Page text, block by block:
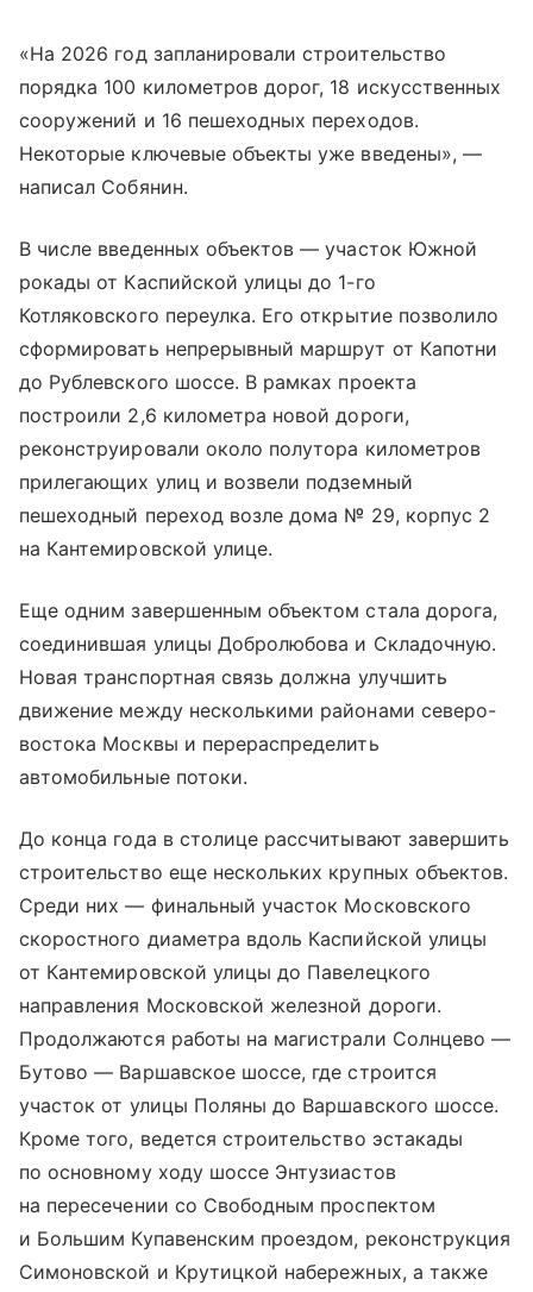
«На 2026 год запланировали строительство
порядка 100 километров дорог, 18 искусственных
сооружений и 16 пешеходных переходов.
Некоторые ключевые объекты уже введены», —
написал Собянин.
В числе введенных объектов — участок Южной
рокады от Каспийской улицы до 1-го
Котляковского переулка. Его открытие позволило
сформировать непрерывный маршрут от Капотни
до Рублевского шоссе. В рамках проекта
построили 2,6 километра новой дороги,
реконструировали около полутора километров
прилегающих улиц и возвели подземный
пешеходный переход возле дома № 29, корпус 2
на Кантемировской улице.
Еще одним завершенным объектом стала дорога,
соединившая улицы Добролюбова и Складочную.
Новая транспортная связь должна улучшить
движение между несколькими районами северо-
востока Москвы и перераспределить
автомобильные потоки.
До конца года в столице рассчитывают завершить
строительство еще нескольких крупных объектов.
Среди них — финальный участок Московского
скоростного диаметра вдоль Каспийской улицы
от Кантемировской улицы до Павелецкого
направления Московской железной дороги.
Продолжаются работы на магистрали Солнцево —
Бутово — Варшавское шоссе, где строится
участок от улицы Поляны до Варшавского шоссе.
Кроме того, ведется строительство эстакады
по основному ходу шоссе Энтузиастов
на пересечении со Свободным проспектом
и Большим Купавенским проездом, реконструкция
Симоновской и Крутицкой набережных, а также